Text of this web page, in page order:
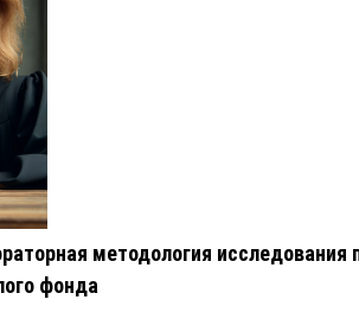
методология исследования
фонда